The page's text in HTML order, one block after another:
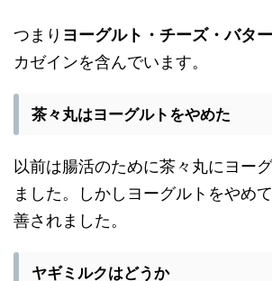
つまり ヨーグルト・チーズ・バタ
カゼインを含んでいます。
茶々丸はヨーグルトをやめた
以前は腸活のために茶々丸にヨー
ました。しかしヨーグルトをやめ
善されました。
ヤギミルクはどうか